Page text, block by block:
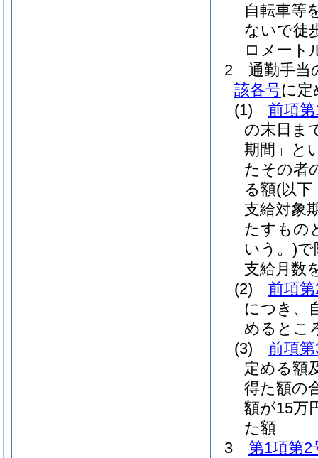
自転車等
ないで徒
ロメート
2
通勤手当
該各号に
(1)
前項
の末日ま
期間」と
たその者
る額(以下
支給対象
たすもの
いう。)で
支給月数
(2)
前項
につき、
めるとこ
(3)
前項
定める額
得た額の
額が15万
た額
3
第1項第2